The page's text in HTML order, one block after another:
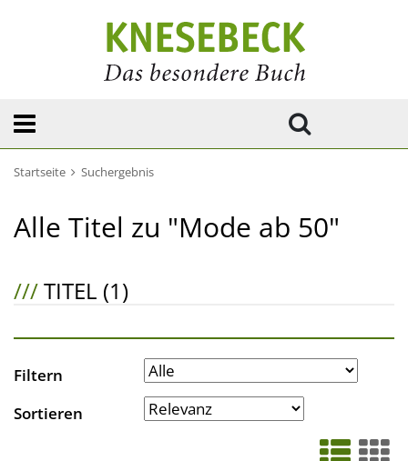
Startseite Suchergebnis
Alle Titel zu "Mode ab 50"
///TITEL (1)
Filtern
Sortieren